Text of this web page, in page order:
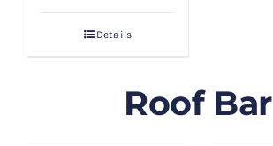
Details
Roof Bar